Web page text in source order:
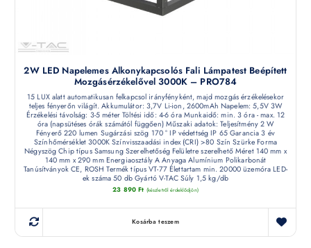
2W LED Napelemes Alkonykapcsolós Fali Lámpatest Beépített
Mozgásérzékelővel 3000K – PRO784
15 LUX alatt automatikusan felkapcsol irányfényként, majd mozgás érzékelésekor
teljes fényerőn világít. Akkumulátor: 3,7V Li-ion, 2600mAh Napelem: 5,5V 3W
Érzékelési távolság: 3-5 méter Töltési idő: 4-6 óra Munkaidő: min. 3 óra - max. 12
óra (napsütéses órák számától függően) Műszaki adatok: Teljesítmény 2 W
Fényerő 220 lumen Sugárzási szög 170 ° IP védettség IP 65 Garancia 3 év
Színhőmérséklet 3000K Színvisszaadási index (CRI) >80 Szín Szürke Forma
Négyszög Chip típus Samsung Szerelhetőség Felületre szerelhető Méret 140 mm x
140 mm x 290 mm Energiaosztály A Anyaga Alumínium Polikarbonát
Tanúsítványok CE, ROSH Termék típus VT-77 Élettartam min. 20000 üzemóra LED-
ek száma 50 db Gyártó V-TAC Súly 1,5 kg/db
23 890Ft (készletről érdeklődjön)
Kosárba teszem